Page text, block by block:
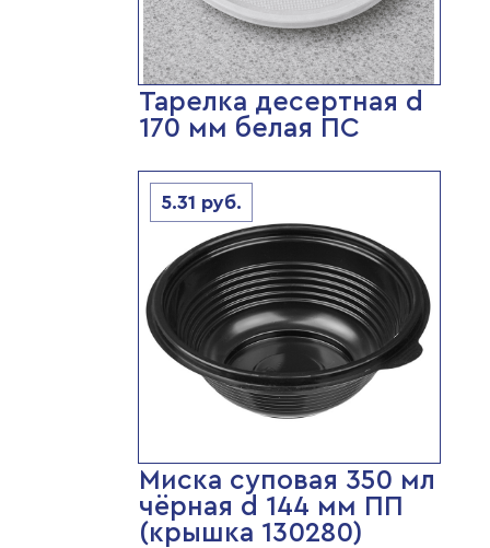
Тарелка десертная d
170 мм белая ПС
5.31 руб.
Миска суповая 350 мл
чёрная d 144 мм ПП
(крышка 130280)